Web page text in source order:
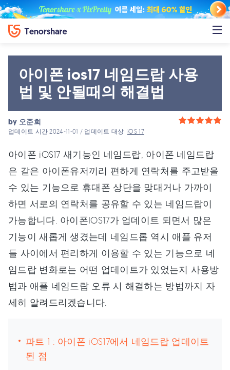
아이폰 ios17 네임드랍 사용
법 및 안될때의 해결법
by 오준희
업데이트 시간 2024-11-01 / 업데이트 대상 iOS 17
아이폰 iOS17 새기능인 네임드랍, 아이폰 네임드랍
은 같은 아이폰유저끼리 편하게 연락처를 주고받을
수 있는 기능으로 휴대폰 상단을 맞대거나 가까이
하면 서로의 연락처를 공유할 수 있는 네임드랍이
가능합니다. 아이폰IOS17가 업데이트 되면서 많은
기능이 새롭게 생겼는데 네임드롭 역시 애플 유저
들 사이에서 편리하게 이용할 수 있는 기능으로 네
임드랍 변화로는 어떤 업데이트가 있었는지 사용방
법과 애플 네임드랍 오류 시 해결하는 방법까지 자
세히 알려드리겠습니다.
파트 1 : 아이폰 iOS17에서 네임드랍 업데이트
된 점